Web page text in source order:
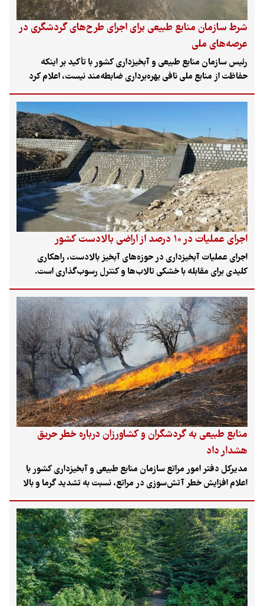
شرط سازمان منابع طبیعی برای اجرای طرح‌های گردشگری در
عرصه‌های ملی
رئیس سازمان منابع طبیعی و آبخیزداری کشور با تأکید بر اینکه
حفاظت از منابع ملی نافی بهره‌برداری ضابطه‌مند نیست، اعلام کرد
اجرای طرح‌های گردشگری برنامه‌ریزی‌شده در عرصه‌های ملی هیچ
منعی ندارد. وی همچنین مدیریت سفره‌های آب زیرزمینی را راهکار
اصلی مهار فرونشست زمین و گامی در مسیر توسعه پایدار دانست.
اجرای عملیات در ۱۰ درصد از اراضی بالادست کشور
اجرای عملیات آبخیزداری در حوزه‌های آبخیز بالادست، راهکاری
کلیدی برای مقابله با خشکی تالاب‌ها و کنترل رسوب‌گذاری است.
مدیرکل دفتر کنترل سیلاب سازمان منابع طبیعی اعلام کرد تاکنون ۱۰
درصد از ۶۷ میلیون هکتار اراضی بالادست تالاب‌های کشور تحت
پوشش این اقدامات حفاظتی قرار گرفته‌اند.
منابع طبیعی به گردشگران و کشاورزان درباره خطر حریق
هشدار داد
مدیرکل دفتر امور مراتع سازمان منابع طبیعی و آبخیزداری کشور با
اعلام افزایش خطر آتش‌سوزی در مراتع، نسبت به تشدید گرما و بالا
رفتن احتمال حریق هشدار داد. به گفته او، بخش زیادی از
آتش‌سوزی‌های منابع طبیعی منشاء انسانی دارد و رعایت نکات ایمنی
از سوی گردشگران، کشاورزان و بهره‌برداران محلی برای حفاظت از
مراتع، جنگل‌ها و محیط زیست ضروری است.